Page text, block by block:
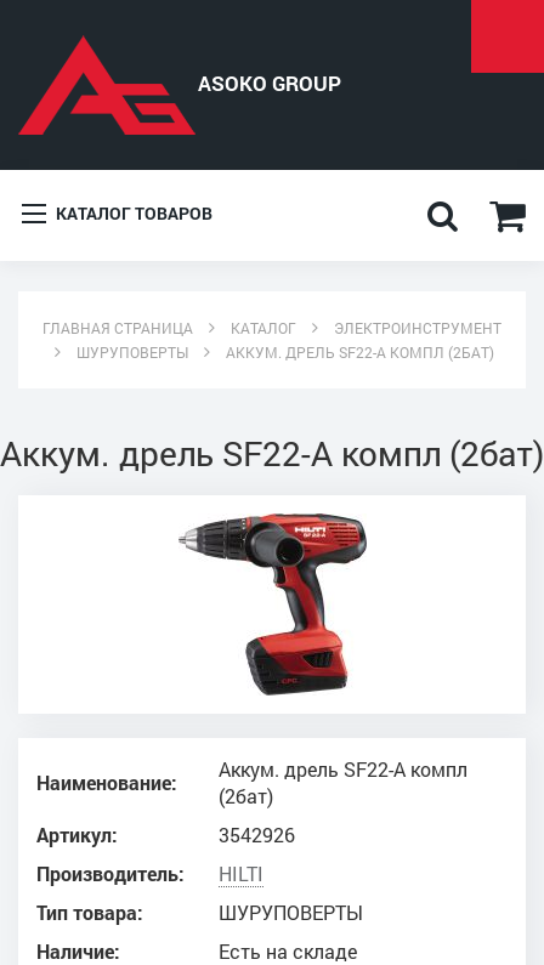
КАТАЛОГ ТОВАРОВ
ГЛАВНАЯ СТРАНИЦА КАТАЛОГ
ЭЛЕКТРОИНСТРУМЕНТ
ШУРУПОВЕРТЫ
АККУМ. ДРЕЛЬ SF22-A КОМПЛ (2БАТ)
Аккум. дрель SF22-A компл (2бат)
Наименование:
Аккум. дрель SF22-A компл
(2бат)
Артикул:
3542926
Производитель:
HILTI
Тип товара:
ШУРУПОВЕРТЫ
Наличие:
Есть на складе